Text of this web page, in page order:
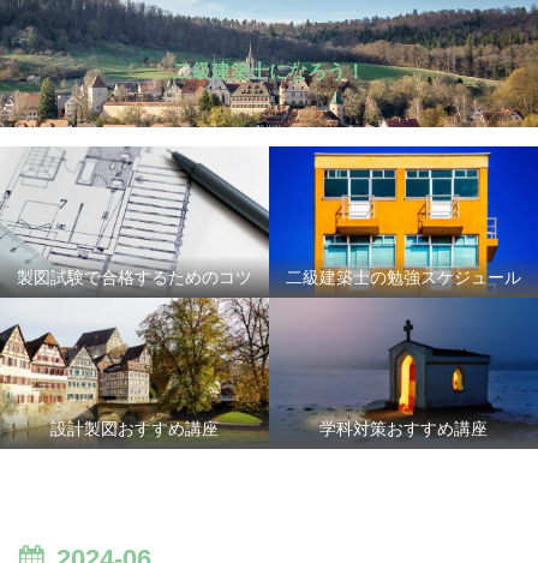
二級建築士になろう！
製図試験で合格するためのコツ 二級建築士の勉強スケジュール
設計製図おすすめ講座 学科対策おすすめ講座